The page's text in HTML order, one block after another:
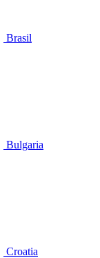
Brasil
Bulgaria
Croatia